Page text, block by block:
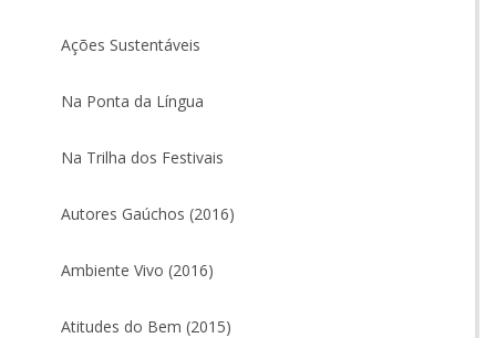
Ações Sustentáveis
Na Ponta da Língua
Na Trilha dos Festivais
Autores Gaúchos (2016)
Ambiente Vivo (2016)
Atitudes do Bem (2015)